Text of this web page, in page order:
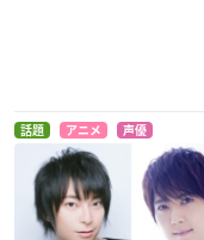
話題 アニメ 声優